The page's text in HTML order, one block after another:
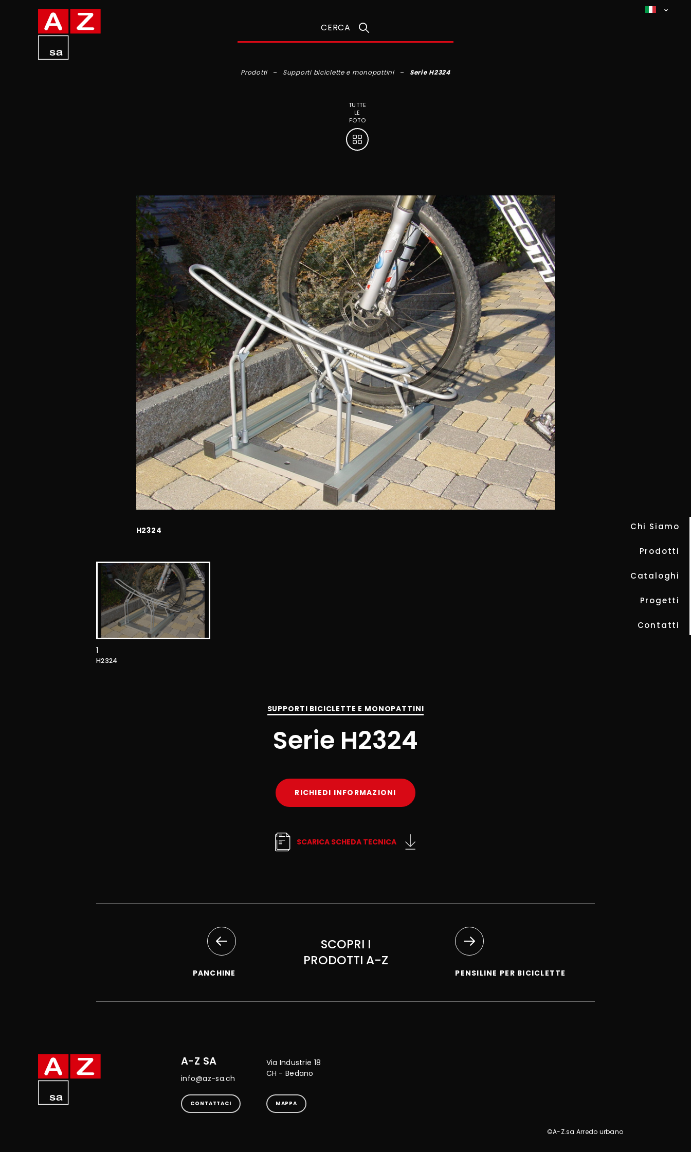
CERCA
Chi Siamo
Prodotti
Cataloghi
Progetti
Contatti
Prodotti Supporti biciclette e monopattini Serie H2324
TUTTE
LE
FOTO
H2324
1
H2324
SUPPORTI BICICLETTE E MONOPATTINI
Serie H2324
RICHIEDI INFORMAZIONI
SCARICA SCHEDA TECNICA
SCOPRI I
PRODOTTI A-Z
PANCHINE PENSILINE PER BICICLETTE
A-Z SA
info@az-sa.ch
CONTATTACI
Via Industrie 18
CH - Bedano
MAPPA
©A-Z.sa Arredo urbano